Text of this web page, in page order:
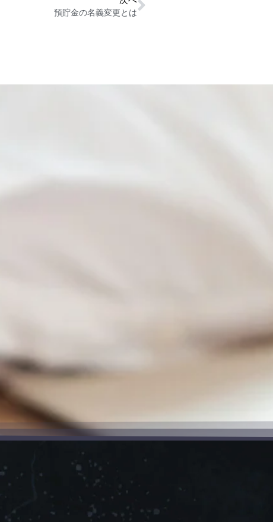
預貯金の名義変更とは